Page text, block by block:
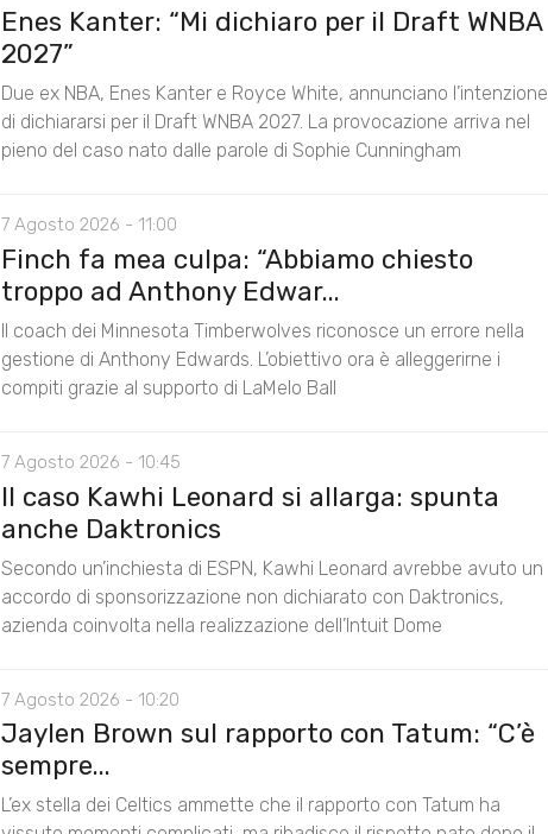
Enes Kanter: “Mi dichiaro per il Draft WNBA
2027”
Due ex NBA, Enes Kanter e Royce White, annunciano l’intenzione
di dichiararsi per il Draft WNBA 2027. La provocazione arriva nel
pieno del caso nato dalle parole di Sophie Cunningham
7 Agosto 2026 - 11:00
Finch fa mea culpa: “Abbiamo chiesto
troppo ad Anthony Edwar...
Il coach dei Minnesota Timberwolves riconosce un errore nella
gestione di Anthony Edwards. L’obiettivo ora è alleggerirne i
compiti grazie al supporto di LaMelo Ball
7 Agosto 2026 - 10:45
Il caso Kawhi Leonard si allarga: spunta
anche Daktronics
Secondo un’inchiesta di ESPN, Kawhi Leonard avrebbe avuto un
accordo di sponsorizzazione non dichiarato con Daktronics,
azienda coinvolta nella realizzazione dell’Intuit Dome
7 Agosto 2026 - 10:20
Jaylen Brown sul rapporto con Tatum: “C’è
sempre...
L’ex stella dei Celtics ammette che il rapporto con Tatum ha